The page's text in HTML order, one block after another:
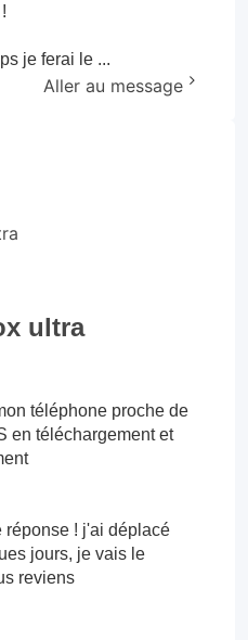
je ferai le ...
Aller au message
ultra
téléphone proche de
en téléchargement et
réponse ! j'ai déplacé
jours, je vais le
reviens